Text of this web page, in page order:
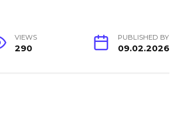
VIEWS
290
PUBLISHED BY
09.02.2026